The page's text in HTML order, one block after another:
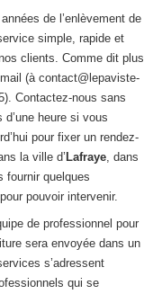
de l’enlèvement de
simple, rapide et
clients. Comme dit plus
(à contact@lepaviste-
Contactez-nous sans
heure si vous
pour fixer un rendez-
la ville d’ Lafraye, dans
fournir quelques
pouvoir intervenir.
de professionnel pour
sera envoyée dans un
s’adressent
qui se